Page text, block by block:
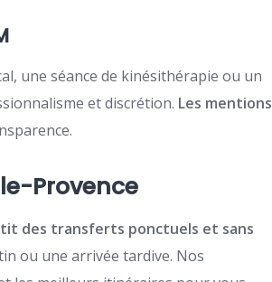
une séance de kinésithérapie ou un
et discrétion. Les mentions
Provence
des transferts ponctuels et sans
ou une arrivée tardive. Nos